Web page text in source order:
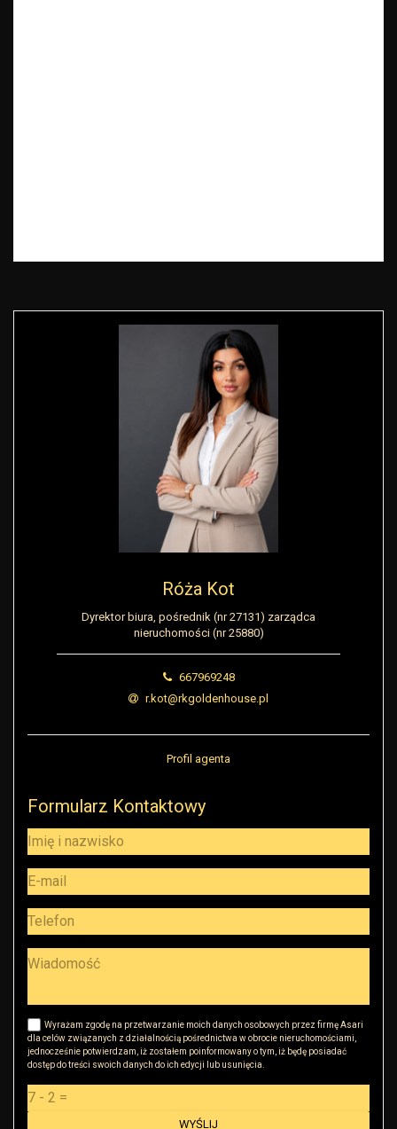
Róża Kot
Dyrektor biura, pośrednik (nr 27131) zarządca
nieruchomości (nr 25880)
667969248
r.kot@rkgoldenhouse.pl
Profil agenta
Formularz Kontaktowy
Wyrażam zgodę na przetwarzanie moich danych osobowych przez firmę Asari
dla celów związanych z działalnością pośrednictwa w obrocie nieruchomościami,
jednocześnie potwierdzam, iż zostałem poinformowany o tym, iż będę posiadać
dostęp do treści swoich danych do ich edycji lub usunięcia.